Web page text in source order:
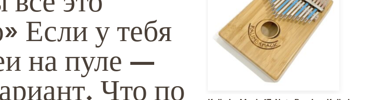
Если у тебя
на пуле —
Что по